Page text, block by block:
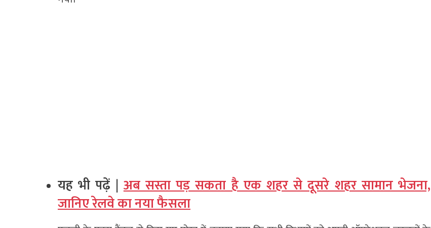
यह भी पढ़ें |अब सस्ता पड़ सकता है एक शहर से दूसरे शहर सामान भेजना,
जानिए रेलवे का नया फैसला